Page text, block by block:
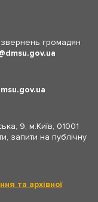
звернень громадян
dmsu.gov.ua
9, м.Київ, 01001
запити на публічну
та архівної